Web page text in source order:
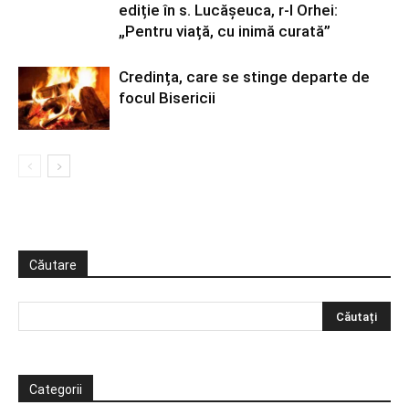
ediție în s. Lucășeuca, r-l Orhei:
„Pentru viață, cu inimă curată”
Credința, care se stinge departe de
focul Bisericii
Căutare
Categorii